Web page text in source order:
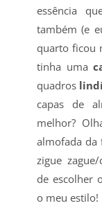
essência
também (e
quarto ficou
tinha uma
quadros
capas de
melhor?
almofada da
zigue
de escolher
o meu estilo!